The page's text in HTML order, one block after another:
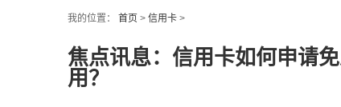
我的位置： 首页 > 信用卡 >
焦点讯息：信用卡如何申请
用？